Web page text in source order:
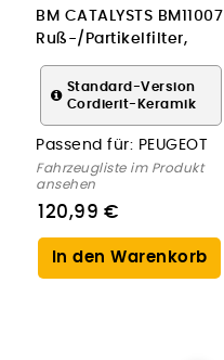
BM CATALYSTS BM11007
Ruß-/Partikelfilter,
Abgasanlage für
PEUGEOT
Standard-Version
Cordierit-Keramik
Passend für: PEUGEOT
Fahrzeugliste im Produkt
ansehen
120,99 €
In den Warenkorb